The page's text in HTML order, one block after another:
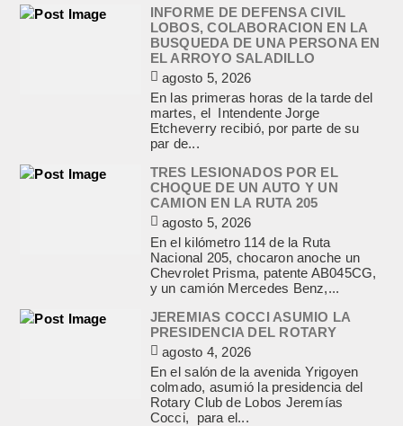
INFORME DE DEFENSA CIVIL
LOBOS, COLABORACION EN LA
BUSQUEDA DE UNA PERSONA EN
EL ARROYO SALADILLO
agosto 5, 2026
En las primeras horas de la tarde del
martes, el Intendente Jorge
Etcheverry recibió, por parte de su
par de...
TRES LESIONADOS POR EL
CHOQUE DE UN AUTO Y UN
CAMION EN LA RUTA 205
agosto 5, 2026
En el kilómetro 114 de la Ruta
Nacional 205, chocaron anoche un
Chevrolet Prisma, patente AB045CG,
y un camión Mercedes Benz,...
JEREMIAS COCCI ASUMIO LA
PRESIDENCIA DEL ROTARY
agosto 4, 2026
En el salón de la avenida Yrigoyen
colmado, asumió la presidencia del
Rotary Club de Lobos Jeremías
Cocci, para el...